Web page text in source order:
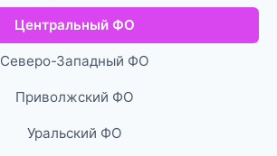
Центральный ФО
Северо-Западный ФО
Приволжский ФО
Уральский ФО